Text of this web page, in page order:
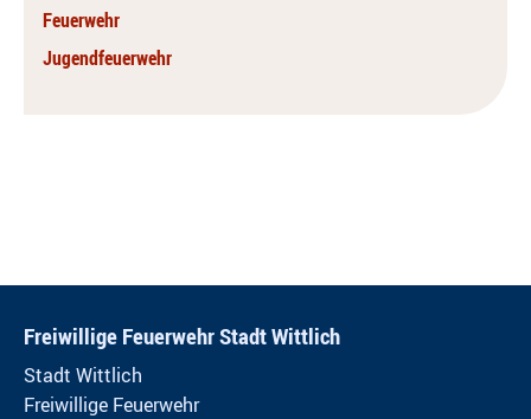
Feuerwehr
Jugendfeuerwehr
Freiwillige Feuerwehr Stadt Wittlich
Stadt Wittlich
Freiwillige Feuerwehr